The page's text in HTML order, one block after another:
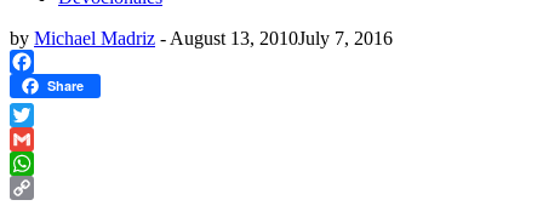
by Michael Madriz - August 13, 2010July 7, 2016
Facebook
Share
Twitter
Gmail
WhatsApp